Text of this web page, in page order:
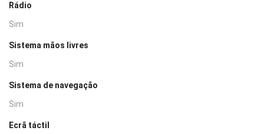
Rádio
Sim
Sistema mãos livres
Sim
Sistema de navegação
Sim
Ecrã táctil